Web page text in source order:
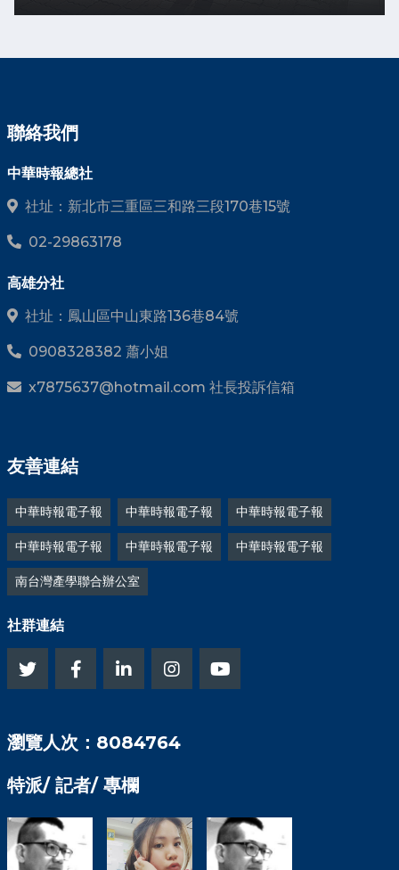
聯絡我們
中華時報總社
社址：新北市三重區三和路三段170巷15號
02-29863178
高雄分社
社址：鳳山區中山東路136巷84號
0908328382 蕭小姐
x7875637@hotmail.com 社長投訴信箱
友善連結
中華時報電子報 中華時報電子報 中華時報電子報
中華時報電子報 中華時報電子報 中華時報電子報
南台灣產學聯合辦公室
社群連結
瀏覽人次：8084764
特派/ 記者/ 專欄